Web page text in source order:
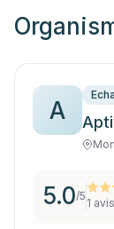
A
5.0/5
1 avis